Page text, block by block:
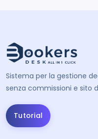
Sistema per la gestione
senza commissioni e sito
Tutorial